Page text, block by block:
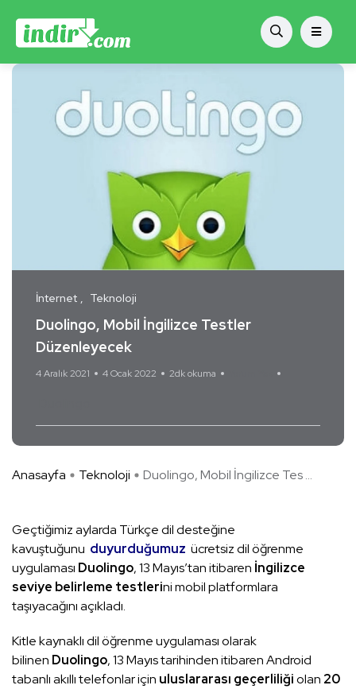
İnternet Teknoloji
Duolingo, Mobil İngilizce Testler
Düzenleyecek
4 Aralık 2021 4 Ocak 2022 2dk okuma
Anasayfa Teknoloji Duolingo, Mobil İngilizce Tes ...
Geçtiğimiz aylarda Türkçe dil desteğine
kavuştuğunu duyurduğumuz ücretsiz dil öğrenme
uygulaması Duolingo, 13 Mayıs’tan itibaren İngilizce
seviye belirleme testlerini mobil platformlara
taşıyacağını açıkladı.
Kitle kaynaklı dil öğrenme uygulaması olarak
bilinen Duolingo, 13 Mayıs tarihinden itibaren Android
tabanlı akıllı telefonlar için uluslararası geçerliliğiolan 20